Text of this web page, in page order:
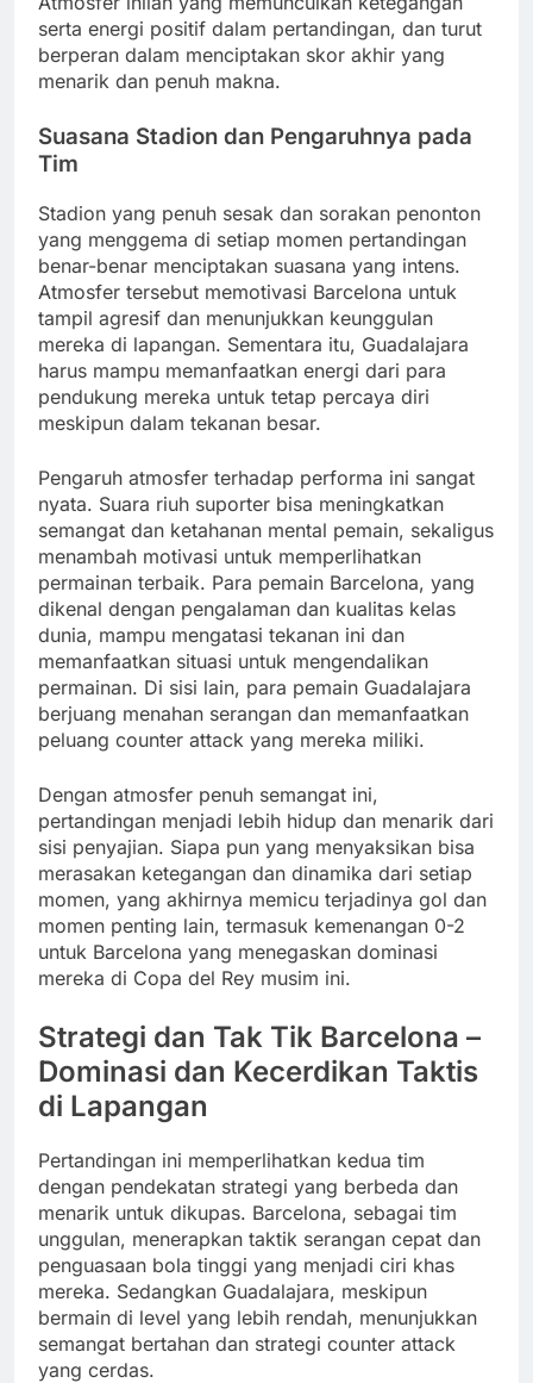
serta energi positif dalam pertandingan, dan turut
berperan dalam menciptakan skor akhir yang
menarik dan penuh makna.
Suasana Stadion dan Pengaruhnya pada
Tim
Stadion yang penuh sesak dan sorakan penonton
yang menggema di setiap momen pertandingan
benar-benar menciptakan suasana yang intens.
Atmosfer tersebut memotivasi Barcelona untuk
tampil agresif dan menunjukkan keunggulan
mereka di lapangan. Sementara itu, Guadalajara
harus mampu memanfaatkan energi dari para
pendukung mereka untuk tetap percaya diri
meskipun dalam tekanan besar.
Pengaruh atmosfer terhadap performa ini sangat
nyata. Suara riuh suporter bisa meningkatkan
semangat dan ketahanan mental pemain, sekaligus
menambah motivasi untuk memperlihatkan
permainan terbaik. Para pemain Barcelona, yang
dikenal dengan pengalaman dan kualitas kelas
dunia, mampu mengatasi tekanan ini dan
memanfaatkan situasi untuk mengendalikan
permainan. Di sisi lain, para pemain Guadalajara
berjuang menahan serangan dan memanfaatkan
peluang counter attack yang mereka miliki.
Dengan atmosfer penuh semangat ini,
pertandingan menjadi lebih hidup dan menarik dari
sisi penyajian. Siapa pun yang menyaksikan bisa
merasakan ketegangan dan dinamika dari setiap
momen, yang akhirnya memicu terjadinya gol dan
momen penting lain, termasuk kemenangan 0-2
untuk Barcelona yang menegaskan dominasi
mereka di Copa del Rey musim ini.
Strategi dan Tak Tik Barcelona –
Dominasi dan Kecerdikan Taktis
di Lapangan
Pertandingan ini memperlihatkan kedua tim
dengan pendekatan strategi yang berbeda dan
menarik untuk dikupas. Barcelona, sebagai tim
unggulan, menerapkan taktik serangan cepat dan
penguasaan bola tinggi yang menjadi ciri khas
mereka. Sedangkan Guadalajara, meskipun
bermain di level yang lebih rendah, menunjukkan
semangat bertahan dan strategi counter attack
yang cerdas.